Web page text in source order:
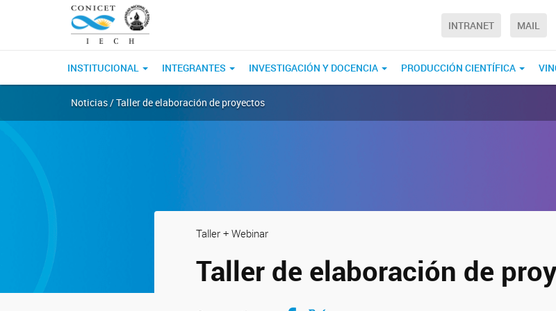
INTRANET MAIL
INSTITUCIONAL INTEGRANTES INVESTIGACIÓN Y DOCENCIA PRODUCCIÓN CIENTÍFICA
Noticias / Taller de elaboración de proyectos
Taller + Webinar
Taller de elaboración de